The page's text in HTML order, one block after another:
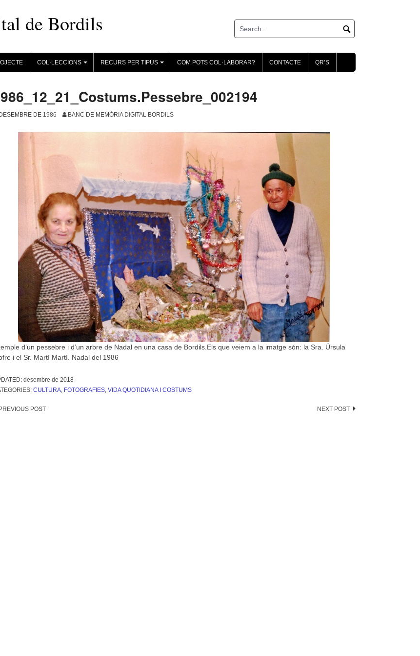
de Bordils
+
COL·LECCIONS
+
RECURS PER TIPUS COM POTS COL·LABORAR? CONTACTE QR’S
DESEMBRE DE 1986 BANC DE MEMÒRIA DIGITAL BORDILS
d’un pessebre i d’un arbre de Nadal en una casa de Bordils.Els que veiem a la imatge són: la Sra. Úrsula
i el Sr. Martí Martí. Nadal del 1986
desembre de 2018
CULTURA, FOTOGRAFIES, VIDA QUOTIDIANA I COSTUMS
PREVIOUS POST NEXT POST